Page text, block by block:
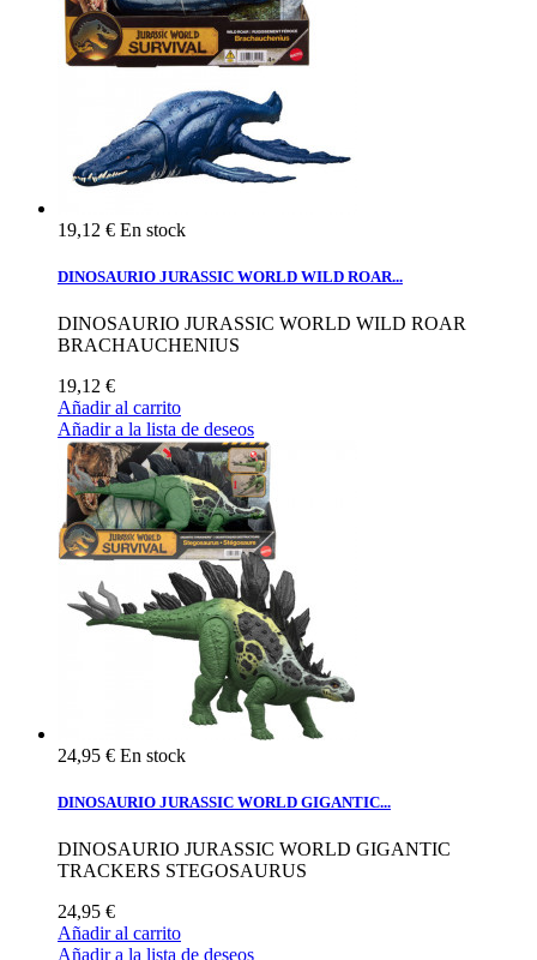
19,12 € En stock
DINOSAURIO JURASSIC WORLD WILD ROAR...
DINOSAURIO JURASSIC WORLD WILD ROAR
BRACHAUCHENIUS
19,12 €
Añadir al carrito
Añadir a la lista de deseos
24,95 € En stock
DINOSAURIO JURASSIC WORLD GIGANTIC...
DINOSAURIO JURASSIC WORLD GIGANTIC
TRACKERS STEGOSAURUS
24,95 €
Añadir al carrito
Añadir a la lista de deseos